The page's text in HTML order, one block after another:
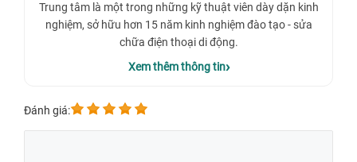
Trung tâm là một trong những kỹ thuật viên dày dặn kinh
nghiệm, sở hữu hơn 15 năm kinh nghiệm đào tạo - sửa
chữa điện thoại di động.
Xem thêm thông tin
Đánh giá: